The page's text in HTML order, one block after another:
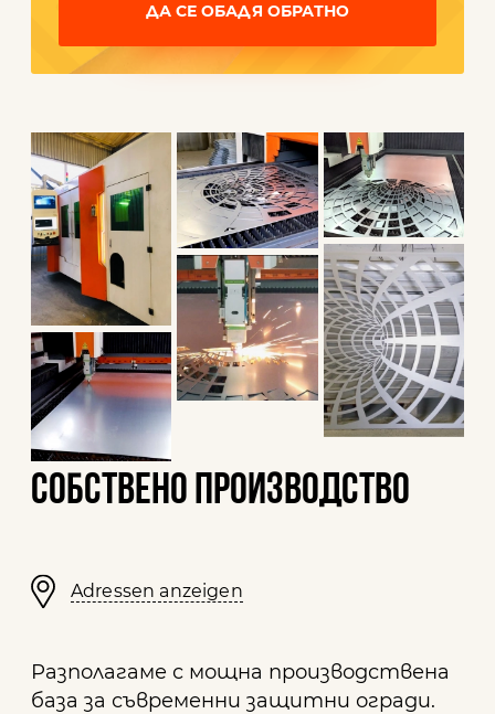
ДА СЕ ОБАДЯ ОБРАТНО
СОБСТВЕНО ПРОИЗВОДСТВО
Adressen anzeigen
Разполагаме с мощна производствена
база за съвременни защитни огради.